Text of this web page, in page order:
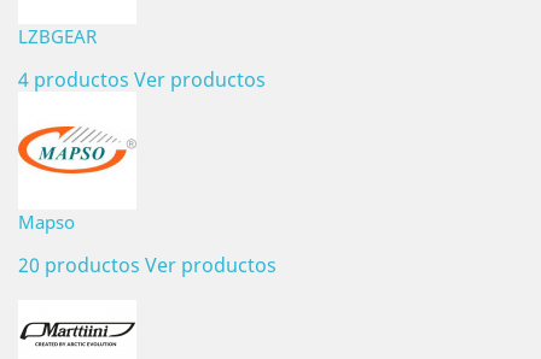
LZBGEAR
4 productos Ver productos
Mapso
20 productos Ver productos